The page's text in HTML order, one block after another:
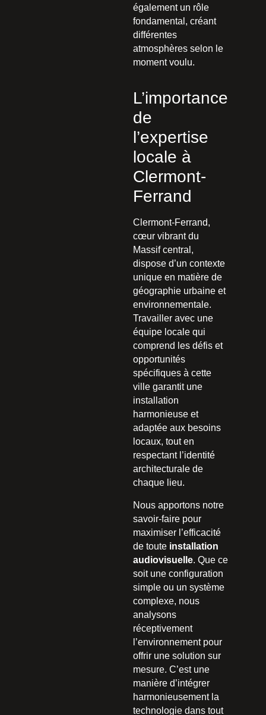
également un rôle
fondamental, créant
différentes
atmosphères selon le
moment voulu.
L’importance
de
l’expertise
locale à
Clermont-
Ferrand
Clermont-Ferrand,
cœur vibrant du
Massif central,
dispose d’un contexte
unique en matière de
géographie urbaine et
environnementale.
Travailler avec une
équipe locale qui
comprend les défis et
opportunités
spécifiques à cette
ville garantit une
installation
harmonieuse et
adaptée aux besoins
locaux, tout en
respectant l’identité
architecturale de
chaque lieu.
Nous apportons notre
savoir-faire pour
maximiser l’efficacité
de toute installation
audiovisuelle. Que ce
soit une configuration
simple ou un système
complexe, nous
analysons
réceptivement
l’environnement pour
offrir une solution sur
mesure. C’est une
manière d’intégrer
harmonieusement la
technologie dans tout